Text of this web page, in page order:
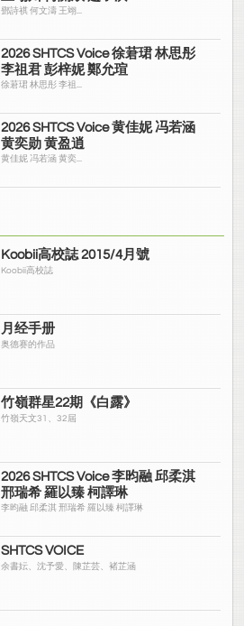
鄧詩祺 何文濤 王翊...
2026 SHTCS Voice 徐莙珺 林思彤
李祖君 彭梓妮 鄭允瑄
徐莙珺 林思彤 李祖...
2026 SHTCS Voice 黄佳妮 冯若涵
黄奕勋 黄盈逍
黄佳妮 冯若涵 黄奕...
Koobii高校誌 2015/4月號
Koobii高校誌
月经手册
奥德赛的作品
竹嶺群星22期《白露》
竹嶺天文31、32屆
2026 SHTCS Voice 李昀融 邱柔淇
邢瑞希 羅以臻 柯譯琳
李昀融 邱柔淇 邢瑞希 羅以臻 柯譯琳
SHTCS VOICE
余書妘、沈予愛、陳芷芸、褚芷涵